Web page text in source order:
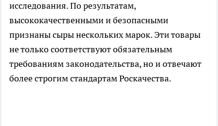
исследования. По результатам,
высококачественными и безопасными
признаны сыры нескольких марок. Эти товары
не только соответствуют обязательным
требованиям законодательства, но и отвечают
более строгим стандартам Роскачества.